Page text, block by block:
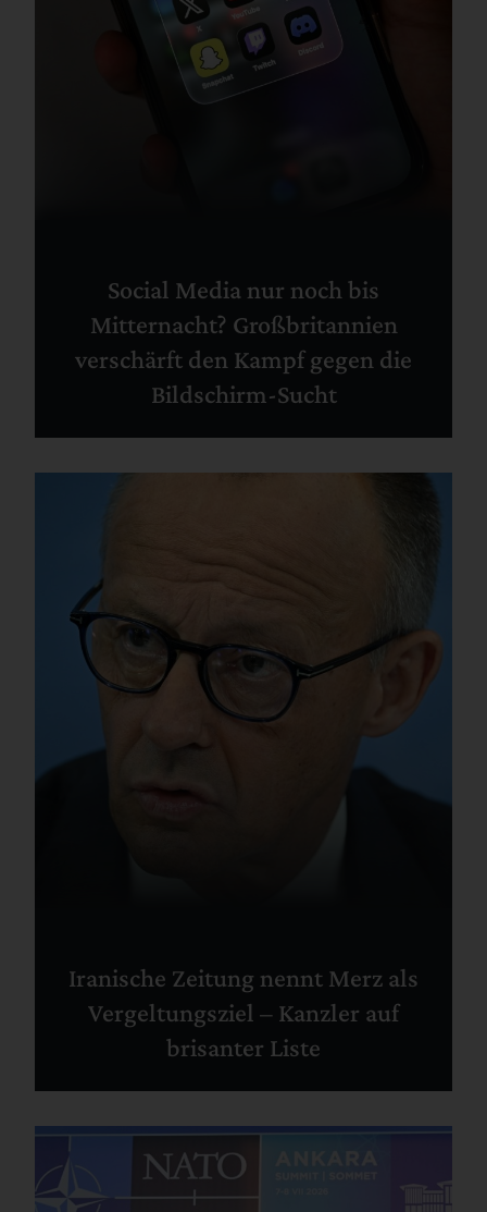
Social Media nur noch bis
Mitternacht? Großbritannien
verschärft den Kampf gegen die
Bildschirm-Sucht
Iranische Zeitung nennt Merz als
Vergeltungsziel – Kanzler auf
brisanter Liste